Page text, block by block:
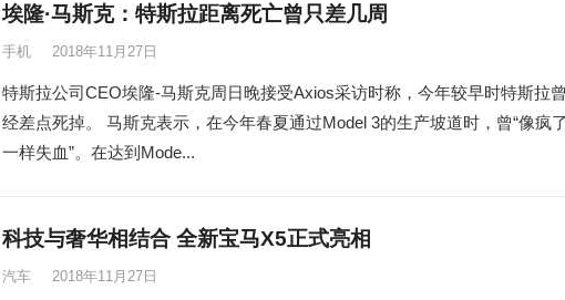
埃隆·马斯克：特斯拉距离死亡曾只差几周
手机 2018年11月27日
特斯拉公司CEO埃隆-马斯克周日晚接受Axios采访时称，今年较早时特斯拉
经差点死掉。 马斯克表示，在今年春夏通过Model 3的生产坡道时，曾“像疯
一样失血”。在达到Mode...
科技与奢华相结合 全新宝马X5正式亮相
汽车 2018年11月27日